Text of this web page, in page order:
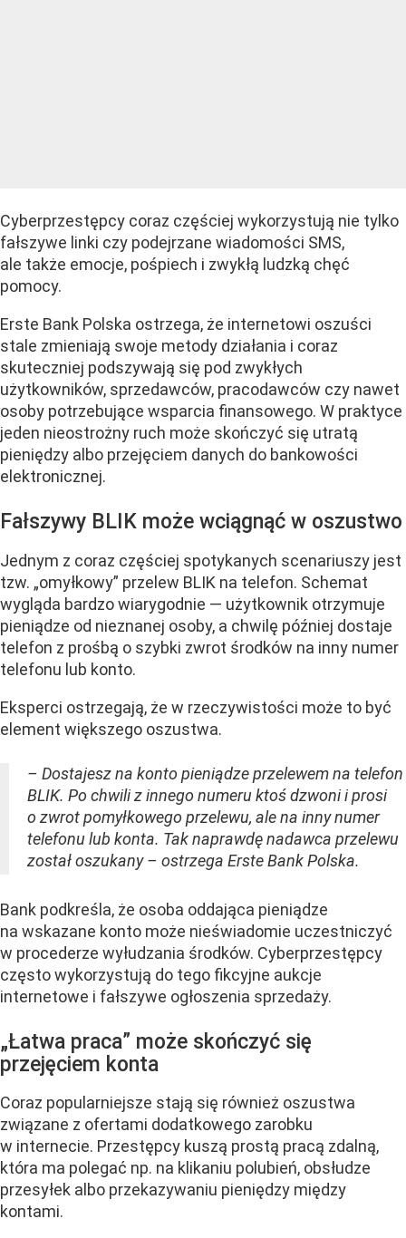
Cyberprzestępcy coraz częściej wykorzystują nie tylko
fałszywe linki czy podejrzane wiadomości SMS,
ale także emocje, pośpiech i zwykłą ludzką chęć
pomocy.
Erste Bank Polska ostrzega, że internetowi oszuści
stale zmieniają swoje metody działania i coraz
skuteczniej podszywają się pod zwykłych
użytkowników, sprzedawców, pracodawców czy nawet
osoby potrzebujące wsparcia finansowego. W praktyce
jeden nieostrożny ruch może skończyć się utratą
pieniędzy albo przejęciem danych do bankowości
elektronicznej.
Fałszywy BLIK może wciągnąć w oszustwo
Jednym z coraz częściej spotykanych scenariuszy jest
tzw. „omyłkowy” przelew BLIK na telefon. Schemat
wygląda bardzo wiarygodnie — użytkownik otrzymuje
pieniądze od nieznanej osoby, a chwilę później dostaje
telefon z prośbą o szybki zwrot środków na inny numer
telefonu lub konto.
Eksperci ostrzegają, że w rzeczywistości może to być
element większego oszustwa.
– Dostajesz na konto pieniądze przelewem na telefon
BLIK. Po chwili z innego numeru ktoś dzwoni i prosi
o zwrot pomyłkowego przelewu, ale na inny numer
telefonu lub konta. Tak naprawdę nadawca przelewu
został oszukany – ostrzega Erste Bank Polska.
Bank podkreśla, że osoba oddająca pieniądze
na wskazane konto może nieświadomie uczestniczyć
w procederze wyłudzania środków. Cyberprzestępcy
często wykorzystują do tego fikcyjne aukcje
internetowe i fałszywe ogłoszenia sprzedaży.
„Łatwa praca” może skończyć się
przejęciem konta
Coraz popularniejsze stają się również oszustwa
związane z ofertami dodatkowego zarobku
w internecie. Przestępcy kuszą prostą pracą zdalną,
która ma polegać np. na klikaniu polubień, obsłudze
przesyłek albo przekazywaniu pieniędzy między
kontami.